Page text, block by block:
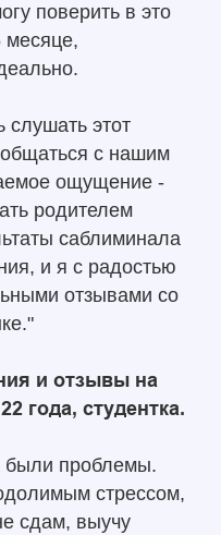
поверить в это
месяце,
этот
с нашим
ощущение -
родителем
саблиминала
и я с радостью
отзывами со
и отзывы на
года, студентка.
были проблемы.
стрессом,
сдам, выучу